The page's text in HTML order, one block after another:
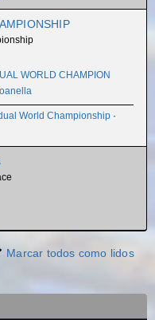
WORLD CHAMPION
World Championship ·
Marcar todos como lidos